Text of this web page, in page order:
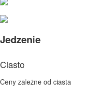
Jedzenie
Ciasto
Ceny zależne od ciasta